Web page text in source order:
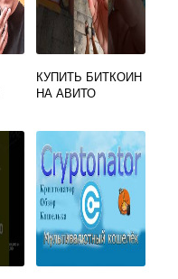
КУПИТЬ БИТКОИН
НА АВИТО